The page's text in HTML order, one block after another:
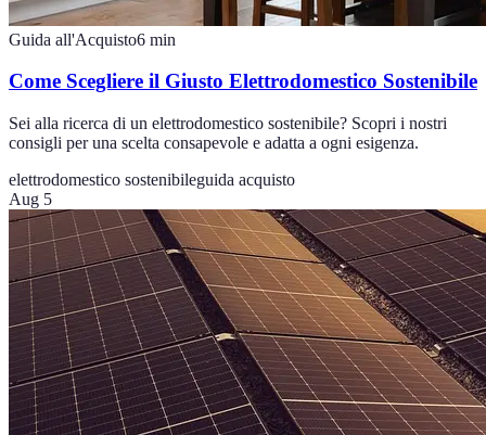
Guida all'Acquisto6 min
Come Scegliere il Giusto Elettrodomestico Sostenibile
Sei alla ricerca di un elettrodomestico sostenibile? Scopri i nostri
consigli per una scelta consapevole e adatta a ogni esigenza.
elettrodomestico sostenibileguida acquisto
Aug 5